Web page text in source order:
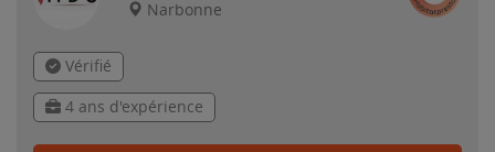
Narbonne
Vérifié
4 ans d'expérience